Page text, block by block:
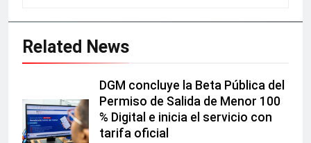
Related News
DGM concluye la Beta Pública del
Permiso de Salida de Menor 100
% Digital e inicia el servicio con
tarifa oficial